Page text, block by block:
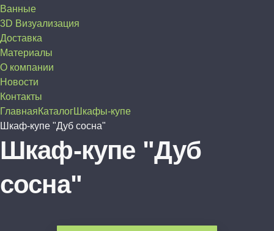
Ванные
3D Визуализация
Доставка
Материалы
О компании
Новости
Контакты
ГлавнаяКаталогШкафы-купе
Шкаф-купе "Дуб сосна"
Шкаф-купе "Дуб
сосна"